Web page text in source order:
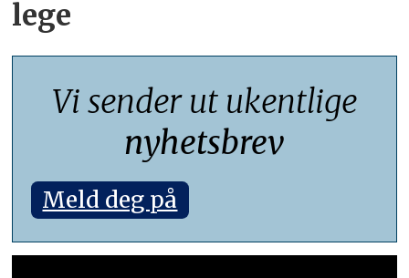
lege
Vi sender ut ukentlige
nyhetsbrev
Meld deg på